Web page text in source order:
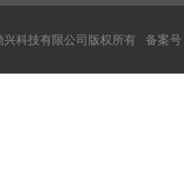
兴科技有限公司版权所有 备案号